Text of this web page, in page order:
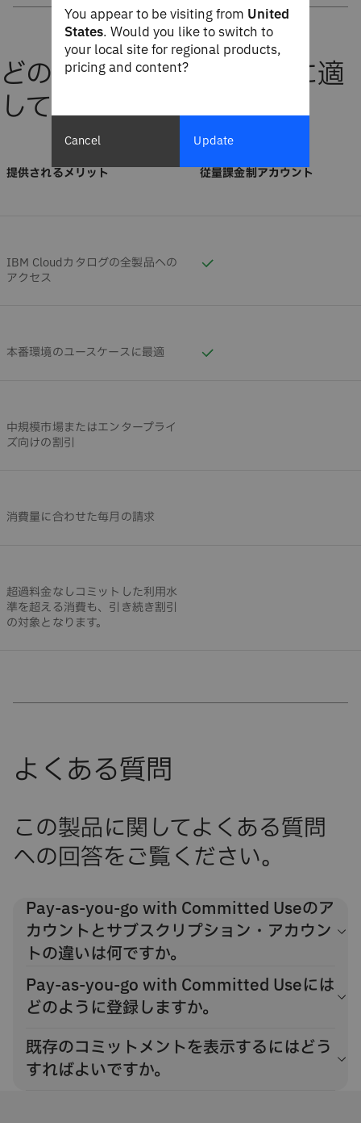
どのオプションがあなたに適
していますか。
提供されるメリット 従量課金制アカウント
IBM Cloudカタログの全製品への
アクセス
本番環境のユースケースに最適
中規模市場またはエンタープライ
ズ向けの割引
消費量に合わせた毎月の請求
超過料金なしコミットした利用水
準を超える消費も、引き続き割引
の対象となります。
よくある質問
この製品に関してよくある質問
への回答をご覧ください。
Pay-as-you-go with Committed Useのア
カウントとサブスクリプション・アカウン
トの違いは何ですか。
Pay-as-you-go with Committed Useの課金モデルは、サブ
スクリプション・アカウントの課金モデルに似ています。サ
ブスクリプションとは異なり、コミットメントがある場合
終了した後でも、プラットフォーム全体で割引を受けること
ができます。アカウントに発生した超過分も、引き続き割引
Pay-as-you-go with Committed Useには
どのように登録しますか。
IBM® Cloudセールスにご連絡いただき、IBM Cloud Pay-as-
you-go with Committed Useにご登録ください。営業担当者
との打ち合わせの後、コミットメント見積もりの詳細とIBM
既存のコミットメントを表示するにはどう
すればよいですか。
You appear to be visiting from United
States. Would you like to switch to
your local site for regional products,
pricing and content?
Cancel Update